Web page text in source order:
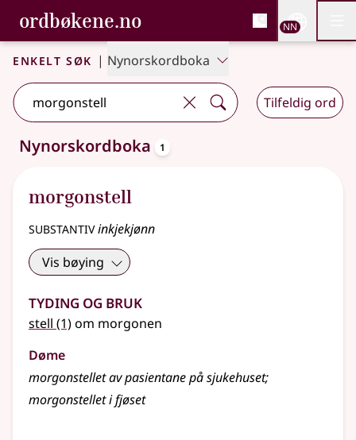
Gå til hovudinnhald
Tilgjenge
ordbøkene.no, Bokmålsordboka og
Bokmålsordboka og Nynorskordboka
NN
Enkelt søk | Nynorskordboka
Tilfeldig ord
Eitt treff.Ytterlegare søkjeforslag tilgjengelege
Nynorskordboka 1
morgonstell
substantivinkjekjønn
Vis bøying
Tyding og bruk
stell (1)om morgonen
Døme
morgonstellet av pasientane på sjukehuset;
morgonstellet i fjøset